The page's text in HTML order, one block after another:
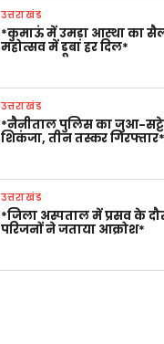
उत्तराखंड
*कुमाऊं में उमड़ा आस्था का
महोत्सव में डूबा हर दिल*
उत्तराखंड
*नैनीताल पुलिस का जुआ-सट्टे
शिकंजा, तीन तस्कर गिरफ्तार*
उत्तराखंड
*जिला अस्पताल में प्रसव के
परिजनों ने जताया आक्रोश*